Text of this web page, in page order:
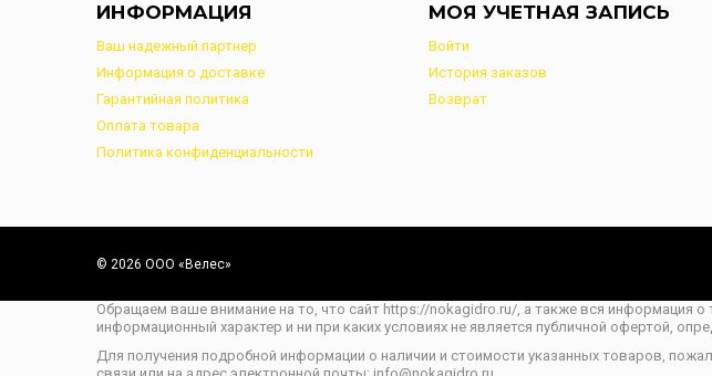
ИНФОРМАЦИЯ
Ваш надежный партнер
Информация о доставке
Гарантийная политика
Оплата товара
Политика конфиденциальности
МОЯ УЧЕТНАЯ ЗАПИСЬ
Войти
История заказов
Возврат
© 2026 ООО «Велес»
Обращаем ваше внимание на то, что сайт https://nokagidro.ru/, а также вся информация о
информационный характер и ни при каких условиях не является публичной офертой,
Для получения подробной информации о наличии и стоимости указанных товаров,